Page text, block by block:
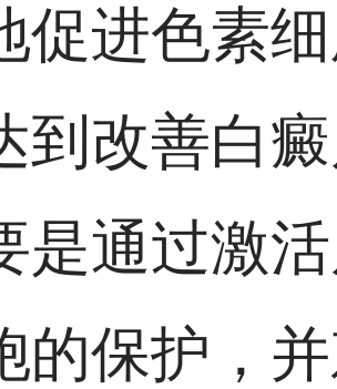
促进色素
到改善白
是通过激
的保护，